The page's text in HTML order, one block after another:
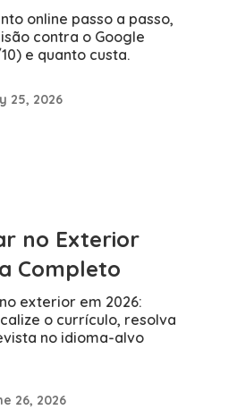
online passo a passo,
contra o Google
e quanto custa.
25, 2026
no Exterior
Completo
exterior em 2026:
o currículo, resolva
no idioma-alvo
26, 2026